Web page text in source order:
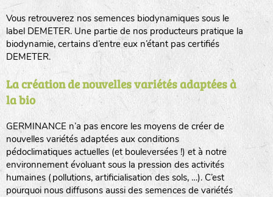
Vous retrouverez nos semences biodynamiques sous le
label DEMETER. Une partie de nos producteurs pratique la
biodynamie, certains d’entre eux n’étant pas certifiés
DEMETER.
La création de nouvelles variétés adaptées à
la bio
GERMINANCE n’a pas encore les moyens de créer de
nouvelles variétés adaptées aux conditions
pédoclimatiques actuelles (et bouleversées !) et à notre
environnement évoluant sous la pression des activités
humaines (pollutions, artificialisation des sols, …). C’est
pourquoi nous diffusons aussi des semences de variétés
BINGENHEIMER SAATGUT (BGH)
www.bingenheimersaatgut.de
DE BOLSTER (DBO)
: Engrais vert
L: Légumes
A: Aromatiques
BEL : Code de la variété
(Ici Belle de nuit)
20 : Année de récolte(ici 2020)
BPA : Initiales du producteur ou du fournisseur de la
semence.
1 : Numéro d’ordre du lot
A : Sans calibre.
G: Gros